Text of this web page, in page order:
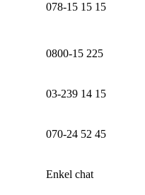
078-15 15 15
0800-15 225
03-239 14 15
070-24 52 45
Enkel chat